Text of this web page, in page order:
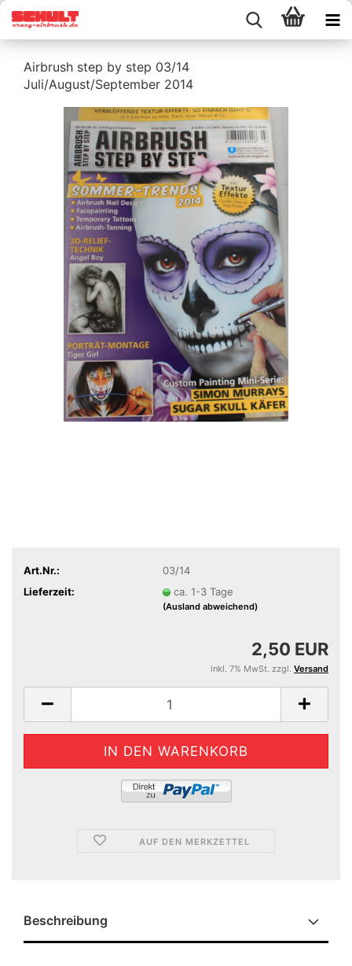
Airbrush step by step 03/14
Juli/August/September 2014
Art.Nr.:
03/14
Lieferzeit:
ca. 1-3 Tage
(Ausland abweichend)
2,50 EUR
inkl. 7% MwSt. zzgl. Versand
AUF DEN MERKZETTEL
Beschreibung